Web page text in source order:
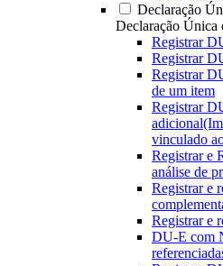
Declaração
Declaração Única
Registrar
Registrar
Registrar
de um item
Registrar
vinculado
Registrar e
análise de
Registrar e
Registrar e
DU-E com